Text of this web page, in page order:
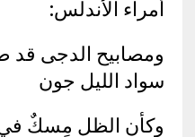
أمراء الأندلس:
ومصابيح الدجى قد
سواد الليل جون
وكأن الظل مِسكٌ